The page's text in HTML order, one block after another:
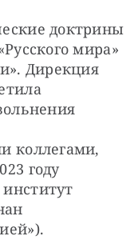
доктрины
мира»
Дирекция
коллегами,
году